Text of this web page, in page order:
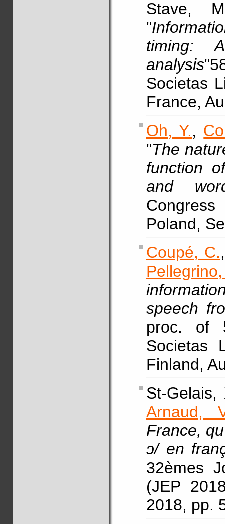
Stave,
"
timing:
analysis
Societas
France,
Oh, Y.,
"The
function
and
Poland,
Coupé, C.
speech
proc. of
Societas
Finland,
St-
Arnaud,
France,
ɔ/ en
32èmes
(JEP
2018, pp.